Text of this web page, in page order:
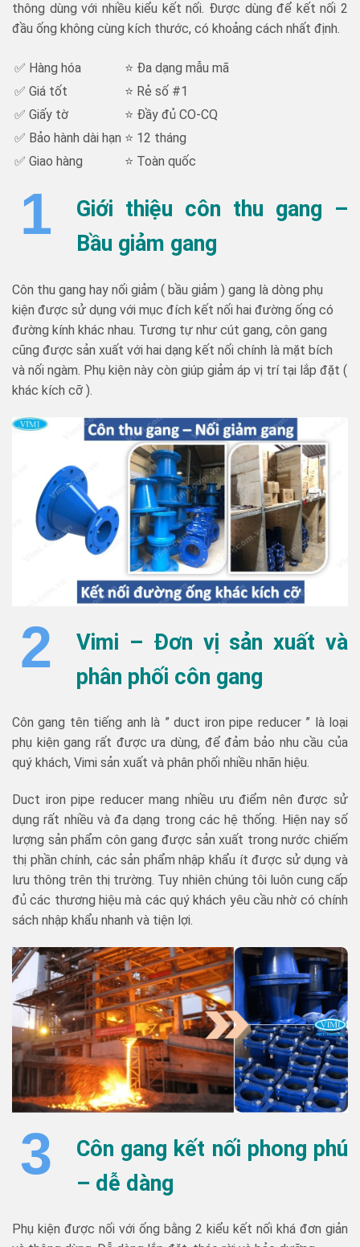
thông dùng với nhiều kiểu kết nối. Được dùng để kết nối 2
đầu ống không cùng kích thước, có khoảng cách nhất định.
✅ Hàng hóa
⭐ Đa dạng mẫu mã
✅ Giá tốt
⭐ Rẻ số #1
✅ Giấy tờ
⭐ Đầy đủ CO-CQ
✅ Bảo hành dài hạn ⭐ 12 tháng
✅ Giao hàng
⭐ Toàn quốc
1
Giới thiệu côn thu gang –
Bầu giảm gang
Côn thu gang hay nối giảm ( bầu giảm ) gang là dòng phụ
kiện được sử dụng với mục đích kết nối hai đường ống có
đường kính khác nhau. Tương tự như cút gang, côn gang
cũng được sản xuất với hai dạng kết nối chính là mặt bích
và nối ngàm. Phụ kiện này còn giúp giảm áp vị trí tại lắp đặt (
khác kích cỡ ).
2
Vimi – Đơn vị sản xuất và
phân phối côn gang
Côn gang tên tiếng anh là ” duct iron pipe reducer ” là loại
phụ kiện gang rất được ưa dùng, để đảm bảo nhu cầu của
quý khách, Vimi sản xuất và phân phối nhiều nhãn hiệu.
Duct iron pipe reducer mang nhiều ưu điểm nên được sử
dụng rất nhiều và đa dạng trong các hệ thống. Hiện nay số
lượng sản phẩm côn gang được sản xuất trong nước chiếm
thị phần chính, các sản phẩm nhập khẩu ít được sử dụng và
lưu thông trên thị trường. Tuy nhiên chúng tôi luôn cung cấp
đủ các thương hiệu mà các quý khách yêu cầu nhờ có chính
sách nhập khẩu nhanh và tiện lợi.
3
Côn gang kết nối phong phú
– dễ dàng
Phụ kiện được nối với ống bằng 2 kiểu kết nối khá đơn giản